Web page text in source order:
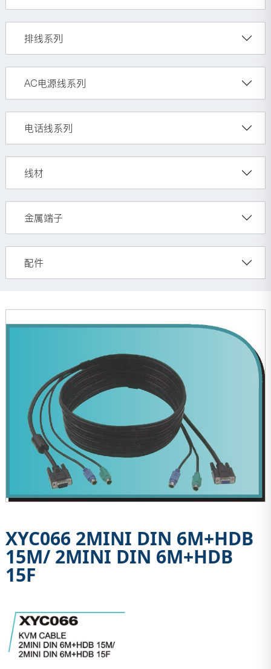
排线系列
AC电源线系列
电话线系列
线材
金属端子
配件
XYC066 2MINI DIN 6M+HDB
15M/ 2MINI DIN 6M+HDB
15F